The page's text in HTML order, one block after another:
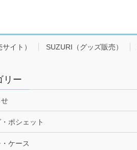
イト） SUZURI（グッズ販売）
リー
ポシェット
ケース